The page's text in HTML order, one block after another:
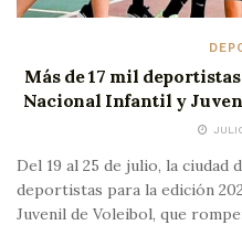
Más de 17 mil
Nacional Infantil y
Del 19 al 25 de julio, la ciudad
deportistas para la edición
Juvenil de Voleibol, que